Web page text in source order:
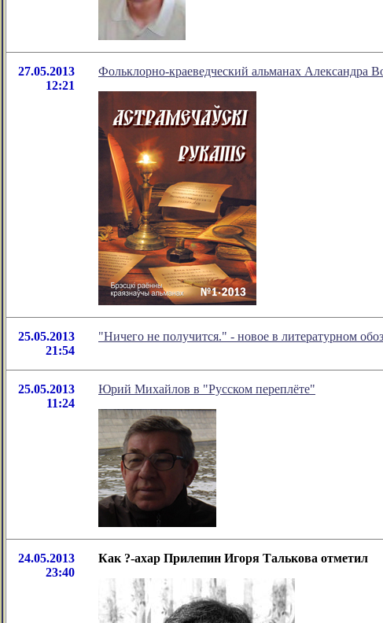
27.05.2013
12:21
Фольклорно-краеведческий альманах Александра
25.05.2013
21:54
"Ничего не получится." - новое в литературном
25.05.2013
11:24
Юрий Михайлов в "Русском переплёте"
24.05.2013
23:40
Как ?-ахар Прилепин Игоря Талькова отметил